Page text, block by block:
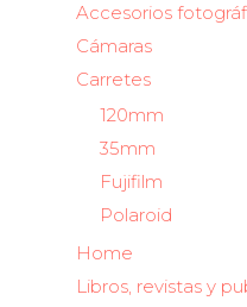
Accesorios
Cámaras
Carretes
120mm
35mm
Fujifilm
Polaroid
Home
Libros, revistas y